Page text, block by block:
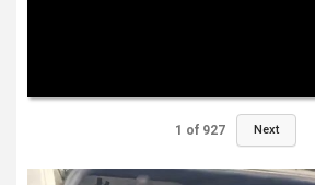
1 of 927 Next